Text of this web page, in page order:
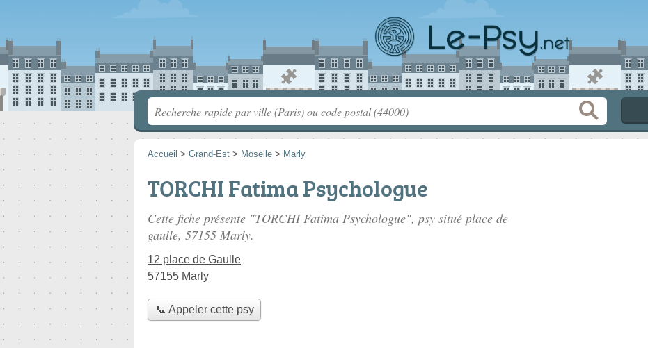
Accueil > Grand-Est > Moselle > Marly
TORCHI Fatima Psychologue
Cette fiche présente "TORCHI Fatima Psychologue", psy situé place de
gaulle, 57155 Marly.
12 place de Gaulle
57155 Marly
📞 Appeler cette psy